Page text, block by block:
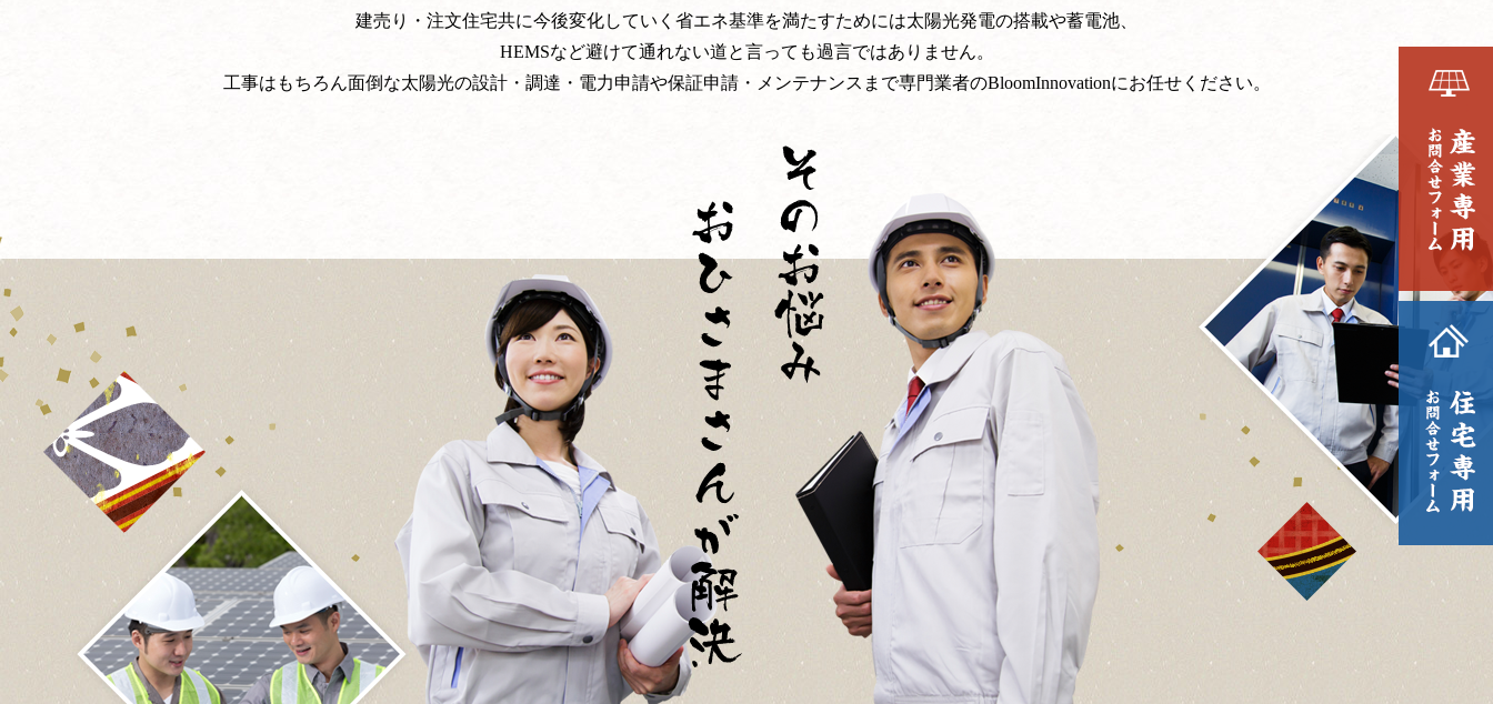
建売り・注文住宅共に今後変化していく省エネ基準を満たすためには太陽光発電の搭載や蓄電池、
HEMSなど避けて通れない道と言っても過言ではありません。
工事はもちろん面倒な太陽光の設計・調達・電力申請や保証申請・メンテナンスまで専門業者のBloomInnovationにお任せください。